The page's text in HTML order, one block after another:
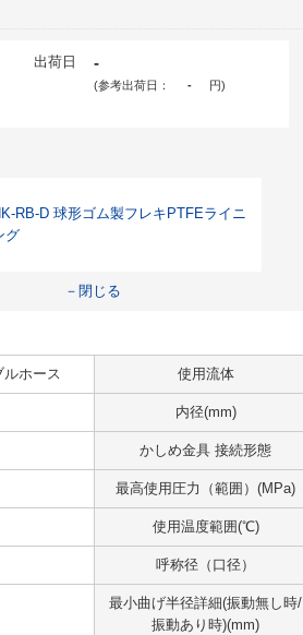
出荷日 -
(参考出荷日： - 円)
RB-D 球形ゴム製フレキPTFEライニ
グ
－閉じる
ルホース 使用流体
内径(mm)
かしめ金具 接続形態
最高使用圧力（範囲）(MPa)
使用温度範囲(℃)
呼称径（口径）
最小曲げ半径詳細(振動無し時/
振動あり時)(mm)